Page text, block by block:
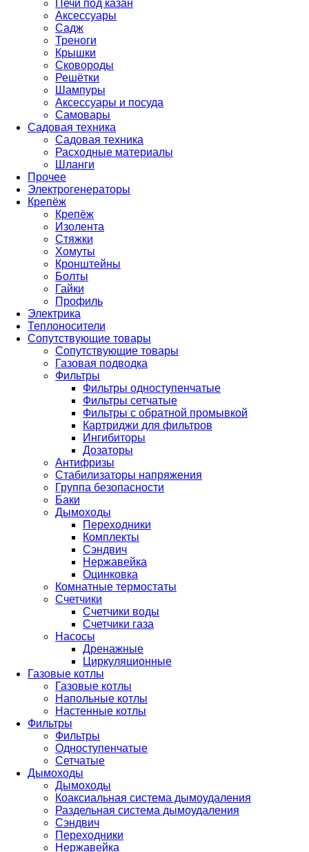
Печи под казан
Аксессуары
Садж
Треноги
Крышки
Сковороды
Решётки
Шампуры
Аксессуары и посуда
Самовары
Садовая техника
Садовая техника
Расходные материалы
Шланги
Прочее
Электрогенераторы
Крепёж
Крепёж
Изолента
Стяжки
Хомуты
Кронштейны
Болты
Гайки
Профиль
Электрика
Теплоносители
Сопутствующие товары
Сопутствующие товары
Газовая подводка
Фильтры
Фильтры одноступенчатые
Фильтры сетчатые
Фильтры с обратной промывкой
Картриджи для фильтров
Ингибиторы
Дозаторы
Антифризы
Стабилизаторы напряжения
Группа безопасности
Баки
Дымоходы
Переходники
Комплекты
Сэндвич
Нержавейка
Оцинковка
Комнатные термостаты
Счетчики
Счетчики воды
Счетчики газа
Насосы
Дренажные
Циркуляционные
Газовые котлы
Газовые котлы
Напольные котлы
Настенные котлы
Фильтры
Фильтры
Одноступенчатые
Сетчатые
Дымоходы
Дымоходы
Коаксиальная система дымоудаления
Раздельная система дымоудаления
Сэндвич
Переходники
Нержавейка